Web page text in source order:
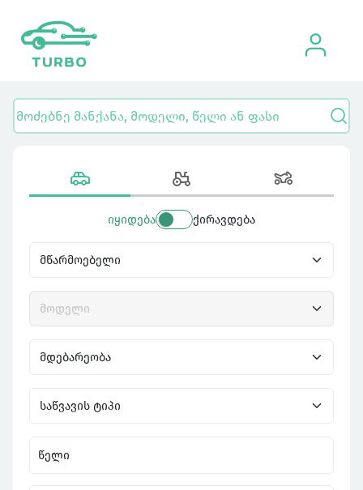
იყიდება ქირავდება
წელი